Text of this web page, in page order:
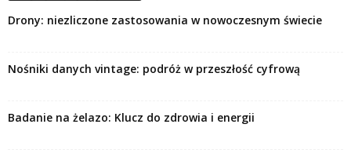
Drony: niezliczone zastosowania w nowoczesnym świecie
Nośniki danych vintage: podróż w przeszłość cyfrową
Badanie na żelazo: Klucz do zdrowia i energii